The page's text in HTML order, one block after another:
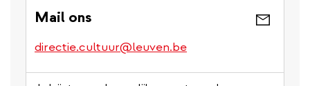
Mail ons
directie.cultuur@leuven.be